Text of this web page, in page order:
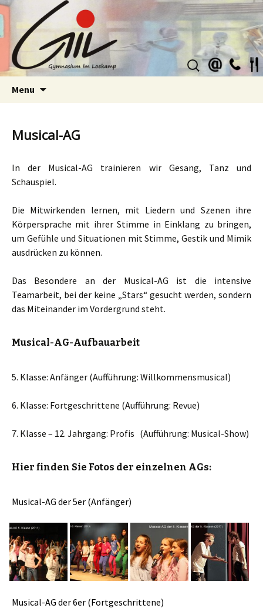
Suchen
nach:
Menu
Musical-AG
In der Musical-AG trainieren wir Gesang, Tanz und
Schauspiel.
Die Mitwirkenden lernen, mit Liedern und Szenen ihre
Körpersprache mit ihrer Stimme in Einklang zu bringen,
um Gefühle und Situationen mit Stimme, Gestik und Mimik
ausdrücken zu können.
Das Besondere an der Musical-AG ist die intensive
Teamarbeit, bei der keine „Stars“ gesucht werden, sondern
das Miteinander im Vordergrund steht.
Musical-AG-Aufbauarbeit
5. Klasse: Anfänger (Aufführung: Willkommensmusical)
6. Klasse: Fortgeschrittene (Aufführung: Revue)
7. Klasse – 12. Jahrgang: Profis (Aufführung: Musical-Show)
Hier finden Sie Fotos der einzelnen AGs:
Musical-AG der 5er (Anfänger)
Musical-AG der 6er (Fortgeschrittene)